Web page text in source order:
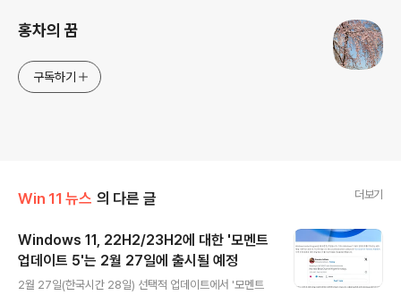
홍차의 꿈
구독하기
Win 11 뉴스 의 다른 글 더보기
Windows 11, 22H2/23H2에 대한 '모멘트
업데이트 5'는 2월 27일에 출시될 예정
2월 27일(한국시간 28일) 선택적 업데이트에서 '모멘트